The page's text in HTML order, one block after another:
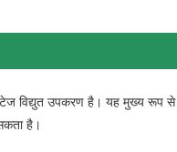
विद्युत उपकरण है। यह मुख्य रूप से
है।